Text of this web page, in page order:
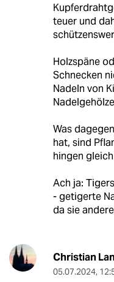
teuer und
Holzspäne
Schnecken
Nadeln von
Was
hat, sind
hingen
Ach ja:
- getigerte
da sie
Christian
05.07.2024,